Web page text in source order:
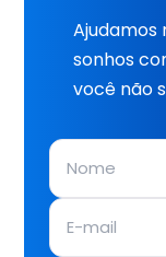
Ajudamos
sonhos
você não